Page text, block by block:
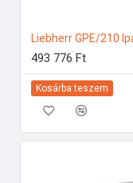
493 776 Ft
Kosárba teszem